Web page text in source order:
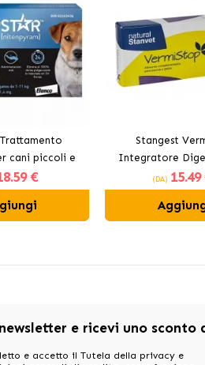
cani piccoli e
.59 €
Stangest
Integratore
Cani e
(DA) 15.49
e ricevi uno sconto
e accetto il Tutela della privacy e